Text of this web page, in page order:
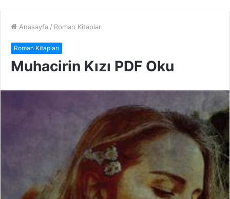
Anasayfa / Roman Kitapları
Roman Kitapları
Muhacirin Kızı PDF Oku